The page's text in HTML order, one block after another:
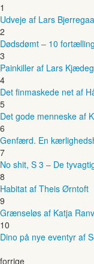
1
Udveje af Lars
2
Dødsdømt – 10
3
Painkiller af Lars
4
Det finmaskede net af
5
Det gode menneske af
6
Genfærd. En
7
No shit, S 3 – De
8
Habitat af Theis Ørntoft
9
Grænseløs af Katja
10
Dino på nye eventyr af
forrige